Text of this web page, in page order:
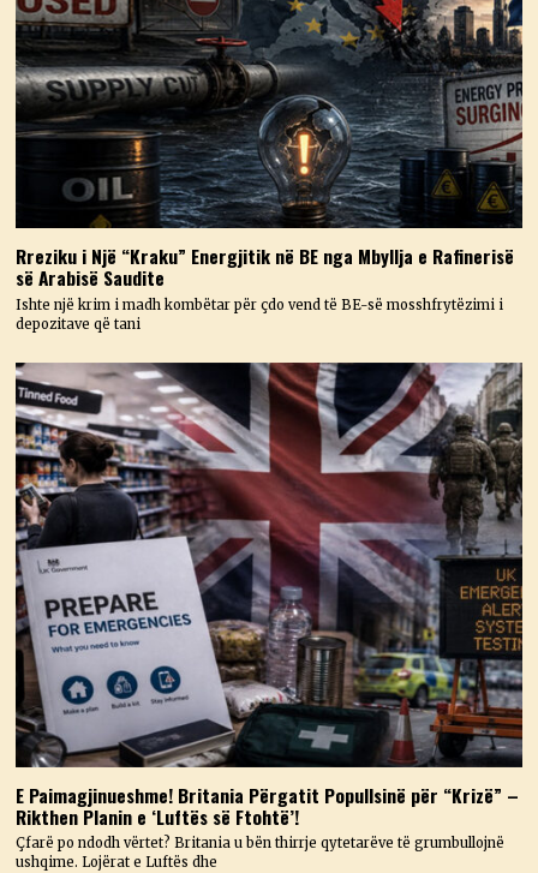
Rreziku i Një “Kraku” Energjitik në BE nga Mbyllja e Rafinerisë
së Arabisë Saudite
Ishte një krim i madh kombëtar për çdo vend të BE-së mosshfrytëzimi i
depozitave që tani
E Paimagjinueshme! Britania Përgatit Popullsinë për “Krizë” –
Rikthen Planin e ‘Luftës së Ftohtë’!
Çfarë po ndodh vërtet? Britania u bën thirrje qytetarëve të grumbullojnë
ushqime. Lojërat e Luftës dhe